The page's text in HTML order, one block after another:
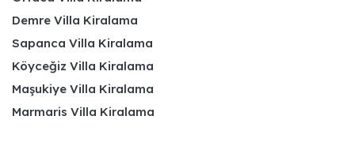
Demre Villa Kiralama
Sapanca Villa Kiralama
Köyceğiz Villa Kiralama
Maşukiye Villa Kiralama
Marmaris Villa Kiralama